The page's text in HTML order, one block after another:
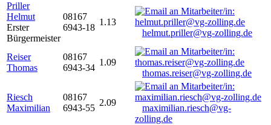
Priller
Helmut
Erster
Bürgermeister
08167
6943-18
1.13
helmut.priller@vg-zolling.de
Reiser
Thomas
08167
6943-34
1.09
thomas.reiser@vg-zolling.de
Riesch
Maximilian
08167
6943-55
2.09
maximilian.riesch@vg-
zolling.de